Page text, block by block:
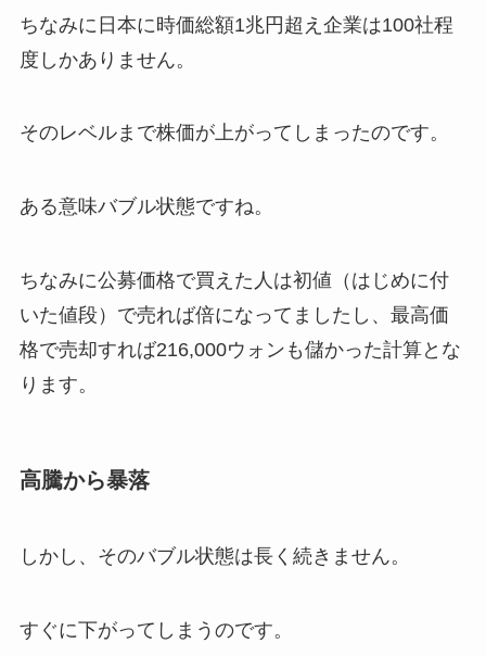
ちなみに日本に時価総額1兆円超え企業は100社程
度しかありません。
そのレベルまで株価が上がってしまったのです。
ある意味バブル状態ですね。
ちなみに公募価格で買えた人は初値（はじめに付
いた値段）で売れば倍になってましたし、最高価
格で売却すれば216,000ウォンも儲かった計算とな
ります。
高騰から暴落
しかし、そのバブル状態は長く続きません。
すぐに下がってしまうのです。